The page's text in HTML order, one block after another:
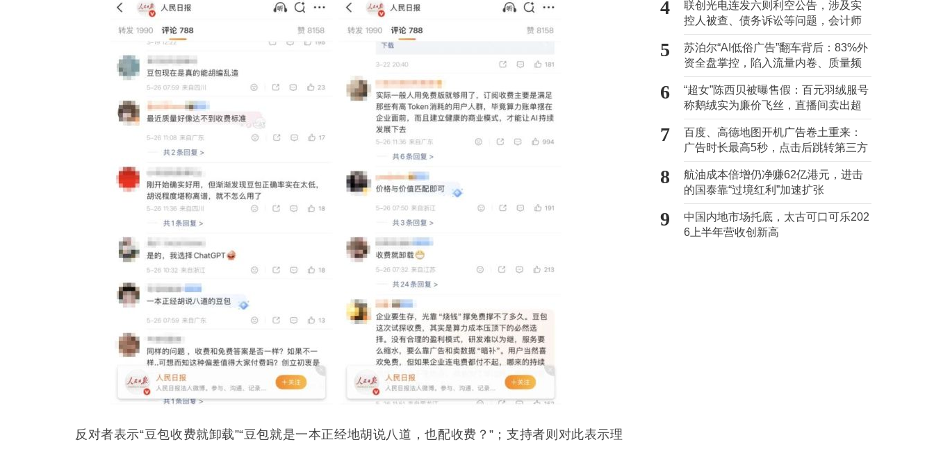
反对者表示“豆包收费就卸载”“豆包就是一本正经地胡说八道，也配收费？”；支持者则对此表示理
4
联创光电连发六则利空公告，涉及实
控人被查、债务诉讼等问题，会计师
事务所曾出具“保留意见”
5
苏泊尔“AI低俗广告”翻车背后：83%外
资全盘掌控，陷入流量内卷、质量频
发的负循环
6
“超女”陈西贝被曝售假：百元羽绒服号
称鹅绒实为廉价飞丝，直播间卖出超
百万元
7
百度、高德地图开机广告卷土重来：
广告时长最高5秒，点击后跳转第三方
8
航油成本倍增仍净赚62亿港元，进击
的国泰靠“过境红利”加速扩张
9
中国内地市场托底，太古可口可乐202
6上半年营收创新高